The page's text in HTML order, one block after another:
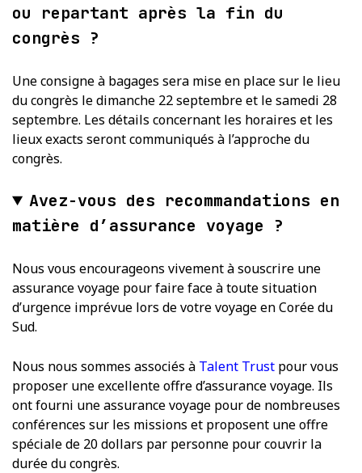
ou repartant après la fin du
congrès ?
Une consigne à bagages sera mise en place sur le lieu
du congrès le dimanche 22 septembre et le samedi 28
septembre. Les détails concernant les horaires et les
lieux exacts seront communiqués à l’approche du
congrès.
Avez-vous des recommandations en
matière d’assurance voyage ?
Nous vous encourageons vivement à souscrire une
assurance voyage pour faire face à toute situation
d’urgence imprévue lors de votre voyage en Corée du
Sud.
Nous nous sommes associés à Talent Trust pour vous
proposer une excellente offre d’assurance voyage. Ils
ont fourni une assurance voyage pour de nombreuses
conférences sur les missions et proposent une offre
spéciale de 20 dollars par personne pour couvrir la
durée du congrès.